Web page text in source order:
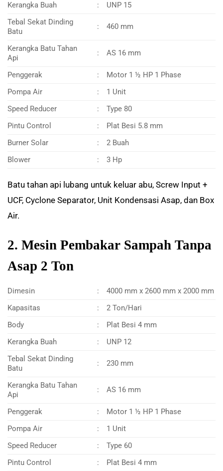
Kerangka Buah :
UNP 15
Tebal Sekat Dinding
Batu
: 460 mm
Kerangka Batu Tahan
Api
: AS 16 mm
Penggerak :
Motor 1 ½ HP 1 Phase
Pompa Air
:
1 Unit
Speed Reducer
:
Type 80
Pintu Control
:
Plat Besi 5.8 mm
Burner Solar
:
2 Buah
Blower
: 3 Hp
Batu tahan api lubang untuk keluar abu, Screw Input +
UCF, Cyclone Separator, Unit Kondensasi Asap, dan Box
Air.
2. Mesin Pembakar Sampah Tanpa
Asap 2 Ton
Dimesin :
4000 mm x 2600 mm x 2000 mm
Kapasitas
:
2 Ton/Hari
Body
:
Plat Besi 4 mm
Kerangka Buah
:
UNP 12
Tebal Sekat Dinding
Batu
: 230 mm
Kerangka Batu Tahan
Api
: AS 16 mm
Penggerak :
Motor 1 ½ HP 1 Phase
Pompa Air
:
1 Unit
Speed Reducer
:
Type 60
Pintu Control
:
Plat Besi 4 mm